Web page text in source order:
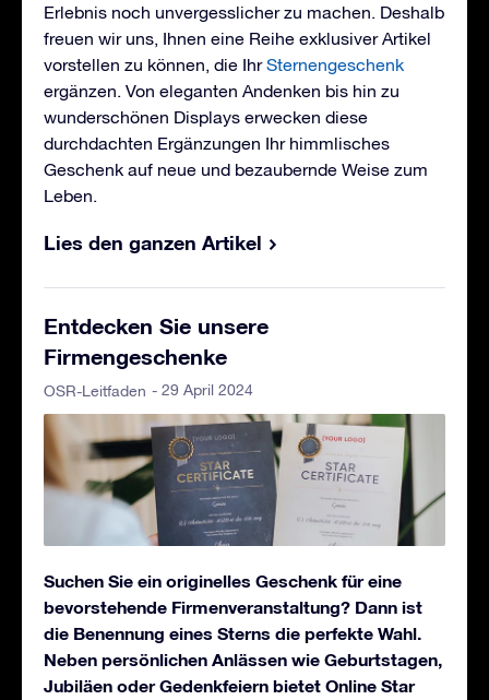
Erlebnis noch unvergesslicher zu machen. Deshalb
freuen wir uns, Ihnen eine Reihe exklusiver Artikel
vorstellen zu können, die IhrSternengeschenk
ergänzen. Von eleganten Andenken bis hin zu
wunderschönen Displays erwecken diese
durchdachten Ergänzungen Ihr himmlisches
Geschenk auf neue und bezaubernde Weise zum
Leben.
Lies den ganzen Artikel
Entdecken Sie unsere
Firmengeschenke
OSR-Leitfaden - 29 April 2024
Suchen Sie ein originelles Geschenk für eine
bevorstehende Firmenveranstaltung? Dann ist
die Benennung eines Sterns die perfekte Wahl.
Neben persönlichen Anlässen wie Geburtstagen,
Jubiläen oder Gedenkfeiern bietet Online Star